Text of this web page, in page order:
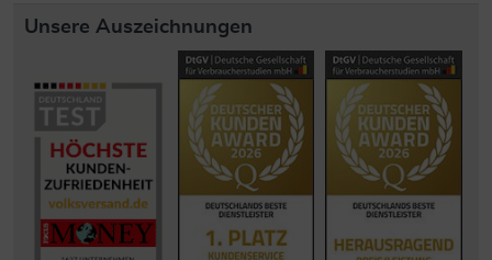
Unsere Auszeichnungen